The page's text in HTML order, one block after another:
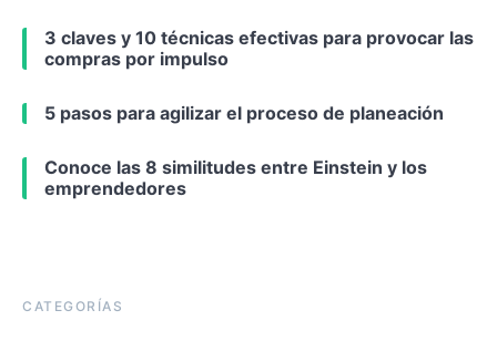
3 claves y 10 técnicas efectivas para provocar las
compras por impulso
5 pasos para agilizar el proceso de planeación
Conoce las 8 similitudes entre Einstein y los
emprendedores
CATEGORÍAS